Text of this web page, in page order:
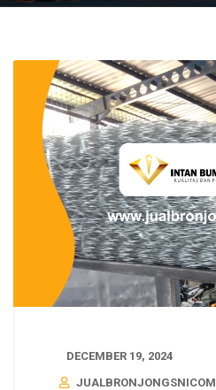
DECEMBER 19, 2024
JUALBRONJONGSNICOM